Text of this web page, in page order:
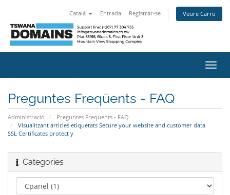
Català Entrada Registrar-se Veure Carro
la
Preguntes Freqüents - FAQ
Administració
Preguntes Freqüents - FAQ
Visualitzant articles etiquetats Secure your website and customer data
SSL Certificates protect y
Categories